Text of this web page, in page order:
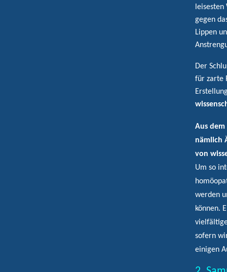
gegen
Lippen
Der
für zarte
Aus
nämlich
von
Um so
werden
können.
sofern
einigen